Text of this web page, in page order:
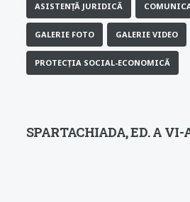
ASISTENȚĂ JURIDICĂ
GALERIE FOTO GALERIE VIDEO
PROTECȚIA SOCIAL-ECONOMICĂ
SPARTACHIADA, ED. A VI-